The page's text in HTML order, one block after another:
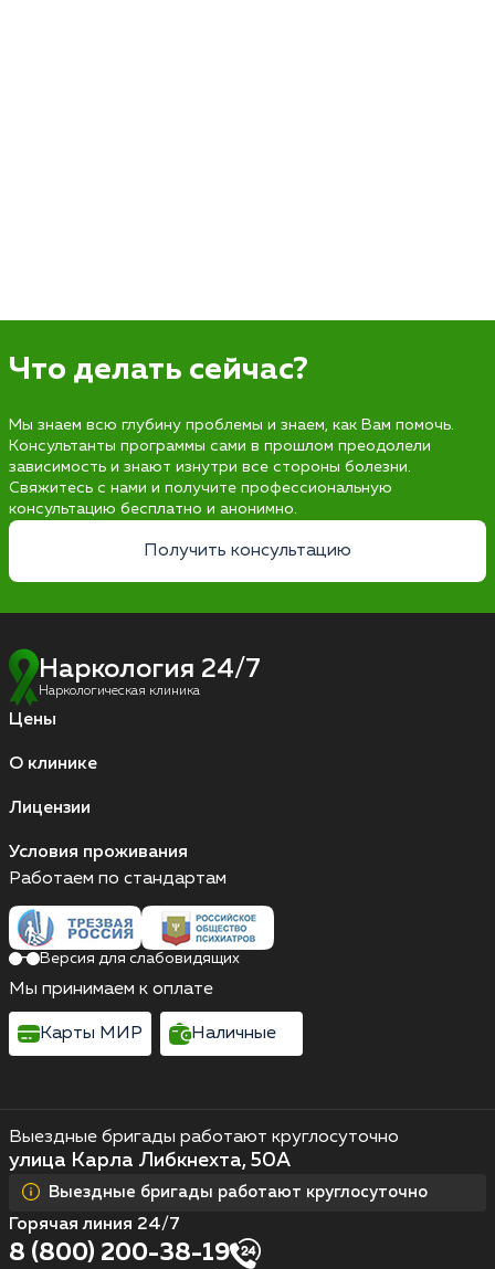
Что делать сейчас?
Мы знаем всю глубину проблемы и знаем, как Вам помочь.
Консультанты программы сами в прошлом преодолели
зависимость и знают изнутри все стороны болезни.
Свяжитесь с нами и получите профессиональную
консультацию бесплатно и анонимно.
Получить консультацию
Наркология 24/7
Наркологическая клиника
Цены
О клинике
Лицензии
Условия проживания
Выездные бригады работают круглосуточно
улица Карла Либкнехта, 50А
Выездные бригады работают круглосуточно
Горячая линия 24/7
8 (800) 200-38-19
Работаем по стандартам
Версия для слабовидящих
Мы принимаем к оплате
Карты МИР Наличные